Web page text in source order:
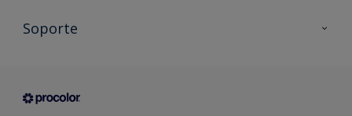
Todos los productos
Condiciones generales de venta
Soporte
Sobre Procolor